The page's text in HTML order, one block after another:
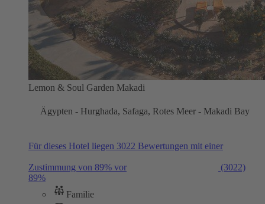
Lemon & Soul Garden Makadi
Ägypten - Hurghada, Safaga, Rotes Meer - Makadi Bay
Für dieses Hotel liegen 3022 Bewertungen mit einer
Zustimmung von 89% vor
(3022)
89%
Familie